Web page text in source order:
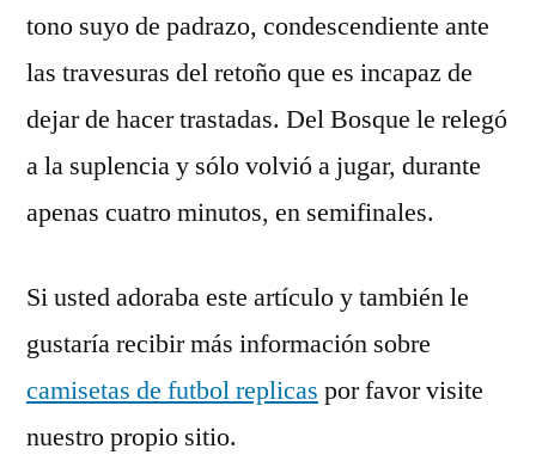
tono suyo de padrazo, condescendiente ante
las travesuras del retoño que es incapaz de
dejar de hacer trastadas. Del Bosque le relegó
a la suplencia y sólo volvió a jugar, durante
apenas cuatro minutos, en semifinales.
Si usted adoraba este artículo y también le
gustaría recibir más información sobre
camisetas de futbol replicas por favor visite
nuestro propio sitio.